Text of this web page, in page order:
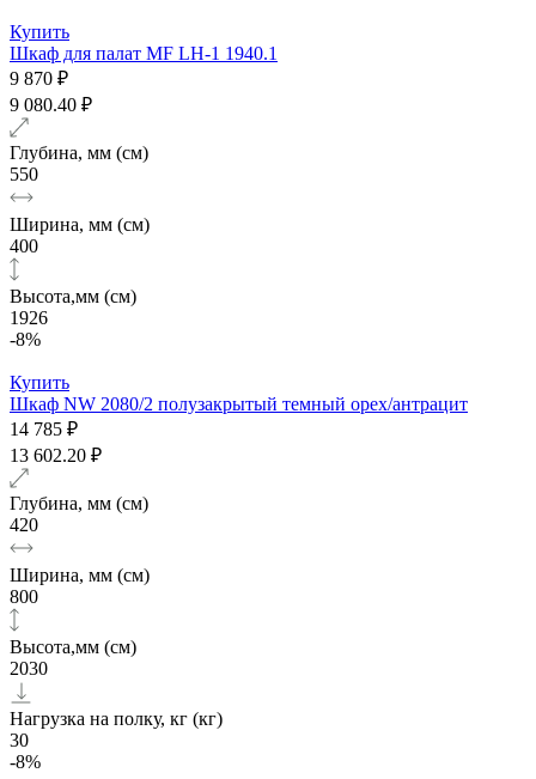
Купить
Шкаф для палат МF LH-1 1940.1
9 870 ₽
9 080.40 ₽
Глубина, мм (см)
550
Ширина, мм (см)
400
Высота,мм (см)
1926
-8%
Купить
Шкаф NW 2080/2 полузакрытый темный орех/антрацит
14 785 ₽
13 602.20 ₽
Глубина, мм (см)
420
Ширина, мм (см)
800
Высота,мм (см)
2030
Нагрузка на полку, кг (кг)
30
-8%